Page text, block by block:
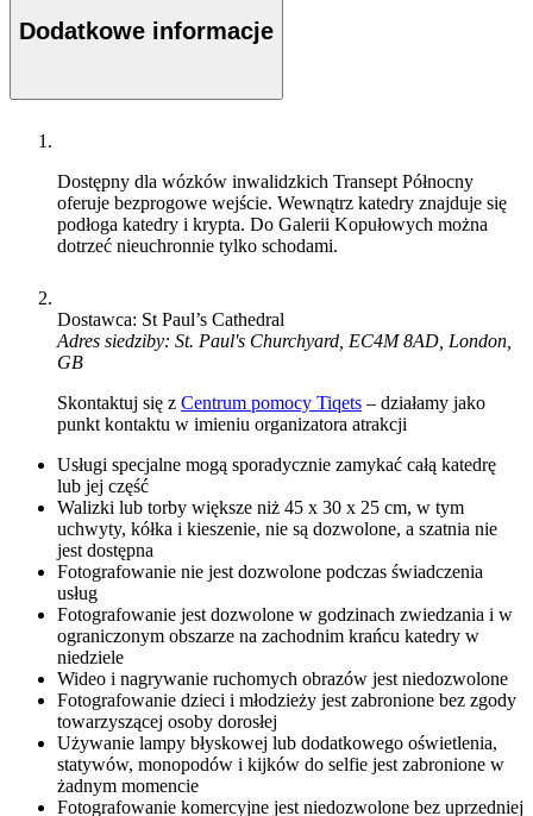
Dodatkowe informacje
Dostępny dla wózków inwalidzkich Transept Północny
oferuje bezprogowe wejście. Wewnątrz katedry znajduje się
podłoga katedry i krypta. Do Galerii Kopułowych można
dotrzeć nieuchronnie tylko schodami.
Dostawca: St Paul’s Cathedral
Adres siedziby: St. Paul's Churchyard, EC4M 8AD, London,
GB
Skontaktuj się z Centrum pomocy Tiqets – działamy jako
punkt kontaktu w imieniu organizatora atrakcji
Usługi specjalne mogą sporadycznie zamykać całą katedrę
lub jej część
Walizki lub torby większe niż 45 x 30 x 25 cm, w tym
uchwyty, kółka i kieszenie, nie są dozwolone, a szatnia nie
jest dostępna
Fotografowanie nie jest dozwolone podczas świadczenia
usług
Fotografowanie jest dozwolone w godzinach zwiedzania i w
ograniczonym obszarze na zachodnim krańcu katedry w
niedziele
Wideo i nagrywanie ruchomych obrazów jest niedozwolone
Fotografowanie dzieci i młodzieży jest zabronione bez zgody
towarzyszącej osoby dorosłej
Używanie lampy błyskowej lub dodatkowego oświetlenia,
statywów, monopodów i kijków do selfie jest zabronione w
żadnym momencie
Fotografowanie komercyjne jest niedozwolone bez uprzedniej